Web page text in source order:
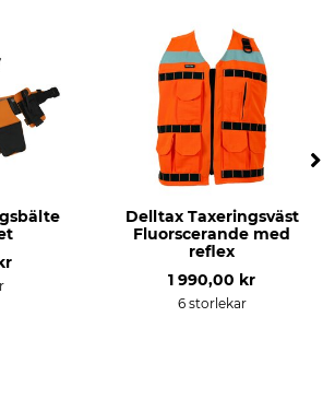
Delltax Taxeringsväst
Fluorscerande med
reflex
1 990,00 kr
6 storlekar